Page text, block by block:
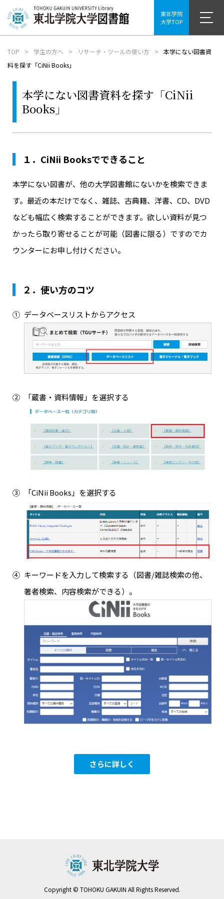
東北学院
大学TOP
TOP 学生の方へ リサーチ・ツールの使い方
本学にない図書資
料を探す「CiNii Books」
本学にない図書資料を探す「CiNii
Books」
１．CiNii Booksでできること
本学にない図書が、他の大学図書館にないかを検索できま
す。最近の本だけでなく、雑誌、古典籍、洋書、CD、DVD
なども幅広く検索することができます。欲しい資料が見つ
かったら取り寄せることが可能（図書に限る）ですのでカ
ウンターにお申し付けください。
２．使い方のコツ
データベースリストからアクセス
「蔵書・資料情報」を選択する
「CiNii Books」を選択する
キーワードを入力して検索する（図書/雑誌検索の他、
著者検索、内容検索ができる）。
さらに詳しく
Copyright © TOHOKU GAKUIN All Rights Reserved.